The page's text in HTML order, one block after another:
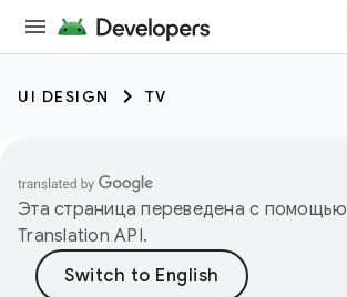
UI DESIGN TV
Эта страница переведена с помощью
Translation API.